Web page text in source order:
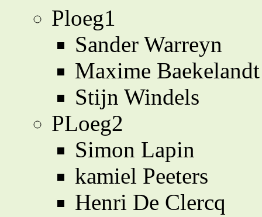
Ploeg1
Sander Warreyn
Maxime Baekelandt
Stijn Windels
PLoeg2
Simon Lapin
kamiel Peeters
Henri De Clercq